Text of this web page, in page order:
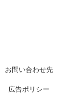
お問い合わせ先
広告ポリシー